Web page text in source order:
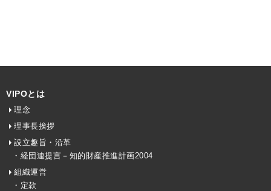
VIPOとは
理念
理事長挨拶
設立趣旨・沿革
・経団連提言－知的財産推進計画2004
組織運営
・定款